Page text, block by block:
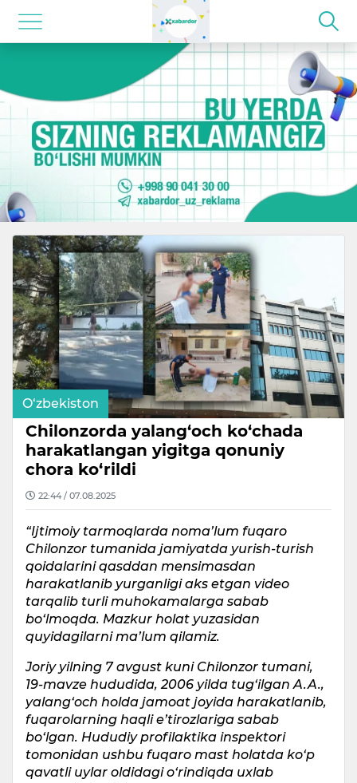
O‘zbekiston
Chilonzorda yalang‘och ko‘chada
harakatlangan yigitga qonuniy
chora ko‘rildi
22:44 / 07.08.2025
“Ijtimoiy tarmoqlarda noma’lum fuqaro
Chilonzor tumanida jamiyatda yurish-turish
qoidalarini qasddan mensimasdan
harakatlanib yurganligi aks etgan video
tarqalib turli muhokamalarga sabab
bo‘lmoqda. Mazkur holat yuzasidan
quyidagilarni ma’lum qilamiz.
Joriy yilning 7 avgust kuni Chilonzor tumani,
19-mavze hududida, 2006 yilda tug‘ilgan A.A.,
yalang‘och holda jamoat joyida harakatlanib,
fuqarolarning haqli e’tirozlariga sabab
bo‘lgan. Hududiy profilaktika inspektori
tomonidan ushbu fuqaro mast holatda ko‘p
qavatli uylar oldidagi o‘rindiqda uxlab